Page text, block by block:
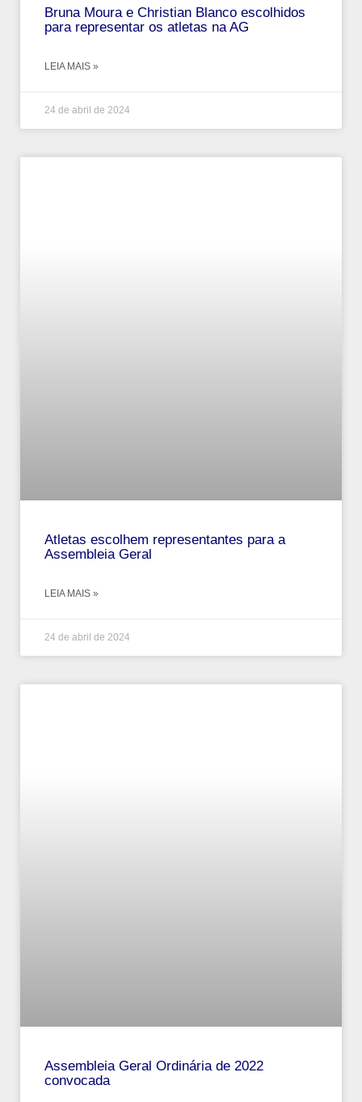
Bruna Moura e Christian Blanco escolhidos
para representar os atletas na AG
LEIA MAIS »
24 de abril de 2024
Atletas escolhem representantes para a
Assembleia Geral
LEIA MAIS »
24 de abril de 2024
Assembleia Geral Ordinária de 2022
convocada